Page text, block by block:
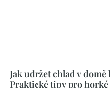
Jak udržet chlad v domě
Praktické tipy pro horké